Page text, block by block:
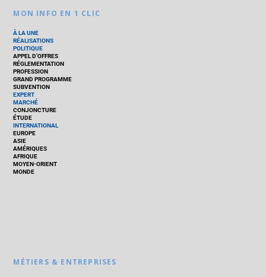
MON INFO EN 1 CLIC
À LA UNE
RÉALISATIONS
POLITIQUE
APPEL D’OFFRES
RÉGLEMENTATION
PROFESSION
GRAND PROGRAMME
SUBVENTION
EXPERT
MARCHÉ
CONJONCTURE
ÉTUDE
INTERNATIONAL
EUROPE
ASIE
AMÉRIQUES
AFRIQUE
MOYEN-ORIENT
MONDE
MÉTIERS & ENTREPRISES